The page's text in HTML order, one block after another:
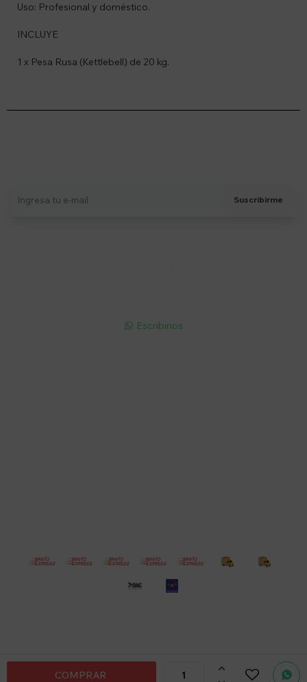
COMPRAR

consultas
no dudes
Uso: Profesional y doméstico.
INCLUYE
1 x Pesa Rusa (Kettlebell) de 20 kg.
Suscribirme
 Escribinos